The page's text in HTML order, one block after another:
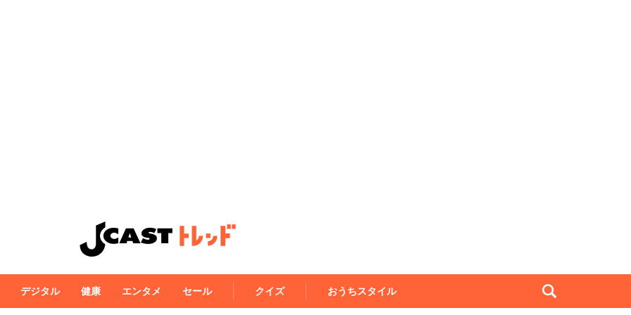
デジタル 健康 エンタメ セール クイズ おうちスタイル